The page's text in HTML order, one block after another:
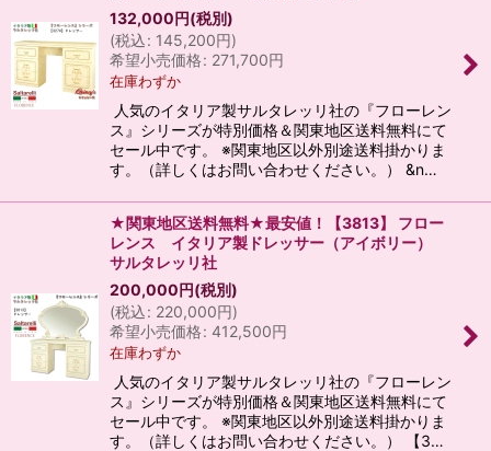
132,000円(税別)
(税込: 145,200円)
希望小売価格: 271,700円
在庫わずか
人気のイタリア製サルタレッリ社の『フローレン
ス』シリーズが特別価格＆関東地区送料無料にて
セール中です。 ※関東地区以外別途送料掛かりま
す。（詳しくはお問い合わせください。） &n…
★関東地区送料無料★最安値！【3813】 フロー
レンス イタリア製ドレッサー（アイボリー）
サルタレッリ社
200,000円(税別)
(税込: 220,000円)
希望小売価格: 412,500円
在庫わずか
人気のイタリア製サルタレッリ社の『フローレン
ス』シリーズが特別価格＆関東地区送料無料にて
セール中です。 ※関東地区以外別途送料掛かりま
す。（詳しくはお問い合わせください。） 【3…